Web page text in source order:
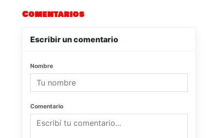
Comentarios
Escribir un comentario
Nombre
Comentario